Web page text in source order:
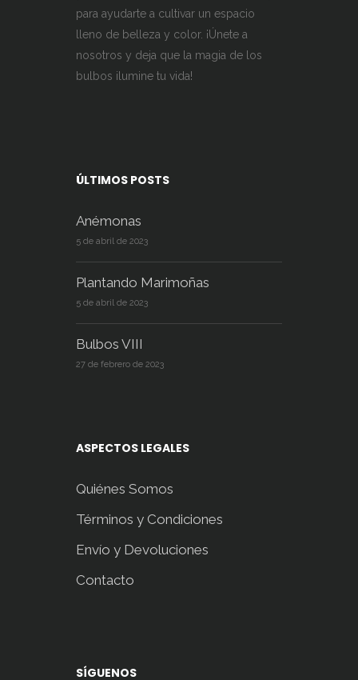
para ayudarte a cultivar un espacio
lleno de belleza y color. ¡Únete a
nosotros y deja que la magia de los
bulbos ilumine tu vida!
ÚLTIMOS POSTS
Anémonas
5 de abril de 2023
Plantando Marimoñas
5 de abril de 2023
Bulbos VIII
27 de febrero de 2023
ASPECTOS LEGALES
Quiénes Somos
Términos y Condiciones
Envío y Devoluciones
Contacto
SÍGUENOS